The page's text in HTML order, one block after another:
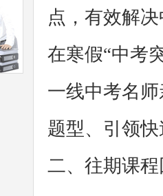
点，有效解
在寒假“中考
一线中考名
题型、引领
二、往期课